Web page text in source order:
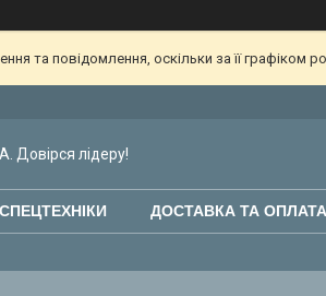
та повідомлення, оскільки за її графіком
Довірся лідеру!
ДОСТАВКА ТА ОПЛАТА